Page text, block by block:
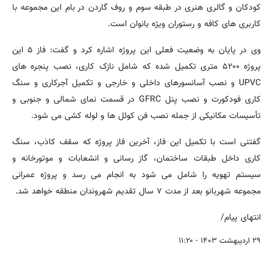
کودکان و گالری هنری در طبقه سوم و روف گاردن در بام این مجموعه با
کاربری های کافه و رستوران ویژه بانوان است.
وی در پایان به وضعیت فعلی این پروژه اشاره کرد و گفت: فاز ۵ این
پروژه ۵۲۰۰ متری تکمیل شده که شامل نازک کاری، نصب پنجره های
UPVC و نصب آسانسورهای داخلی و خارجی و تکمیل آجرکاری و سنگ
کاری فودکورت و نصب پنل GFRC در قسمت نمای شمالی و جنوبی و
تأسیسات مکانیکی از جمله نصب فن کوئل ها و لوله کشی می شود.
گفتنی است با تکمیل این فاز، آخرین فاز پروژه که سقف کاذب، سنگ
کاری داخل طبقات ساختمان، گاز رسانی و انشعابات و موتورخانه و
سیستم تهویه را شامل می شود به انجام می رسد و پروژه عمرانی
مجموعه شهربانو بعد از مدت ۷ سال تقدیم شهروندان منطقه خواهد شد.
انتهای پیام/
۲۹ اردیبهشت ۱۴۰۳ - ۱۱:۲۰